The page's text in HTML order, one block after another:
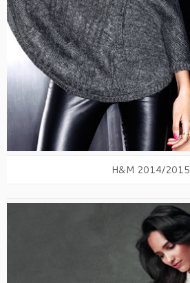
H&M 2014/2015